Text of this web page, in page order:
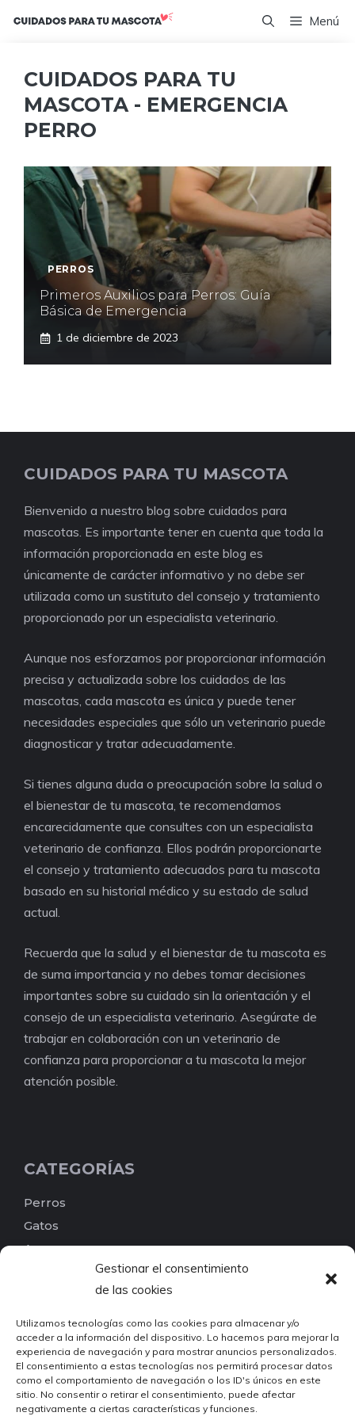
Gestionar el consentimiento
de las cookies
Utilizamos tecnologías como las cookies para almacenar y/o
acceder a la información del dispositivo. Lo hacemos para mejorar la
experiencia de navegación y para mostrar anuncios personalizados.
El consentimiento a estas tecnologías nos permitirá procesar datos
como el comportamiento de navegación o los ID's únicos en este
sitio. No consentir o retirar el consentimiento, puede afectar
negativamente a ciertas características y funciones.
Menú
CUIDADOS PARA TU
MASCOTA - EMERGENCIA
PERRO
PERROS
Primeros Auxilios para Perros: Guía
Básica de Emergencia
1 de diciembre de 2023
CUIDADOS PARA TU MASCOTA
Bienvenido a nuestro blog sobre cuidados para
mascotas. Es importante tener en cuenta que toda la
información proporcionada en este blog es
únicamente de carácter informativo y no debe ser
utilizada como un sustituto del consejo y tratamiento
proporcionado por un especialista veterinario.
Aunque nos esforzamos por proporcionar información
precisa y actualizada sobre los cuidados de las
mascotas, cada mascota es única y puede tener
necesidades especiales que sólo un veterinario puede
diagnosticar y tratar adecuadamente.
Si tienes alguna duda o preocupación sobre la salud o
el bienestar de tu mascota, te recomendamos
encarecidamente que consultes con un especialista
veterinario de confianza. Ellos podrán proporcionarte
el consejo y tratamiento adecuados para tu mascota
basado en su historial médico y su estado de salud
actual.
Recuerda que la salud y el bienestar de tu mascota es
de suma importancia y no debes tomar decisiones
importantes sobre su cuidado sin la orientación y el
consejo de un especialista veterinario. Asegúrate de
trabajar en colaboración con un veterinario de
confianza para proporcionar a tu mascota la mejor
atención posible.
CATEGORÍAS
Perros
Gatos
Aves
Pequeños mamíferos
Roedores
Invertebrados
Otros
Busca por etiquetas